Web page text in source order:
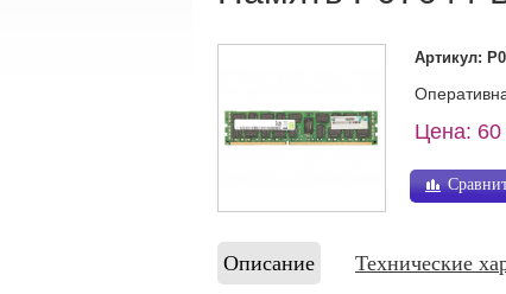
Артикул:
Цена: 60
Описание Технические